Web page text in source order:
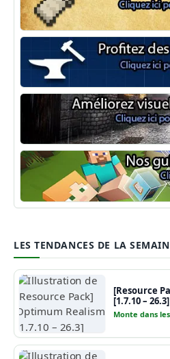
Minecraft Fabric
Minecraft Forge
Shaders Minecraft
Guide Minecraft
LES TENDANCES DE LA
[Resource
[1.7.10 – 26.3]
Monte dans